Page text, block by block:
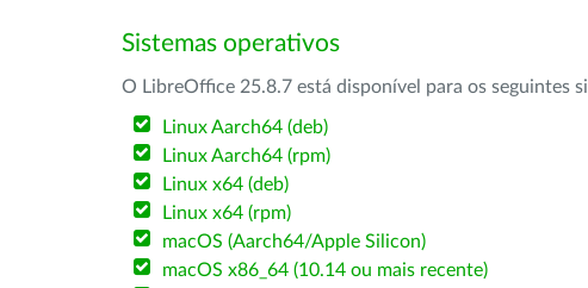
Sistemas operativos
O LibreOffice 25.8.7 está disponível para os seguintes
Linux Aarch64 (deb)
Linux Aarch64 (rpm)
Linux x64 (deb)
Linux x64 (rpm)
macOS (Aarch64/Apple Silicon)
macOS x86_64 (10.14 ou mais recente)